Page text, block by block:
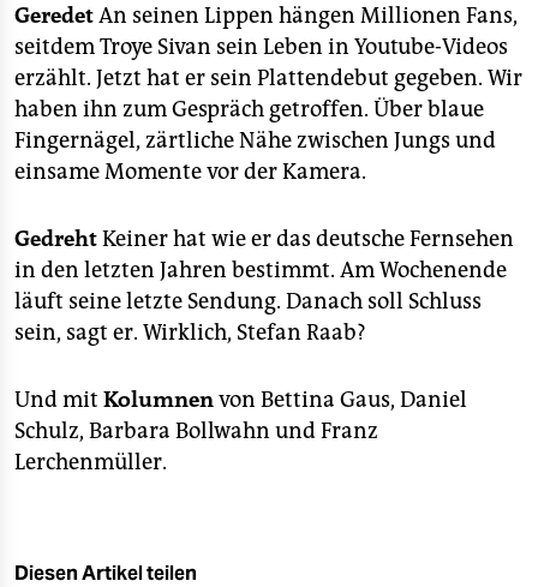
GeredetAn seinen Lippen hängen Millionen Fans,
seitdem Troye Sivan sein Leben in Youtube-Videos
erzählt. Jetzt hat er sein Plattendebut gegeben. Wir
haben ihn zum Gespräch getroffen. Über blaue
Fingernägel, zärtliche Nähe zwischen Jungs und
einsame Momente vor der Kamera.
GedrehtKeiner hat wie er das deutsche Fernsehen
in den letzten Jahren bestimmt. Am Wochenende
läuft seine letzte Sendung. Danach soll Schluss
sein, sagt er. Wirklich, Stefan Raab?
Und mit Kolumnenvon Bettina Gaus, Daniel
Schulz, Barbara Bollwahn und Franz
Lerchenmüller.
Diesen Artikel teilen